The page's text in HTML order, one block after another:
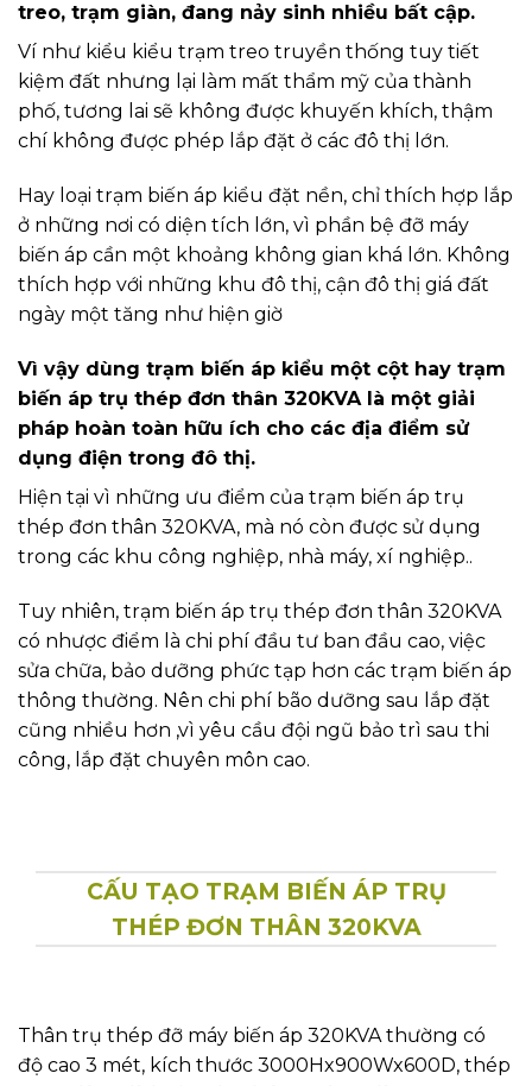
treo, trạm giàn, đang nảy sinh nhiều bất cập.
Ví như kiểu kiểu trạm treo truyền thống tuy tiết
kiệm đất nhưng lại làm mất thẩm mỹ của thành
phố, tương lai sẽ không được khuyến khích, thậm
chí không được phép lắp đặt ở các đô thị lớn.
Hay loại trạm biến áp kiểu đặt nền, chỉ thích hợp lắp
ở những nơi có diện tích lớn, vì phần bệ đỡ máy
biến áp cần một khoảng không gian khá lớn. Không
thích hợp với những khu đô thị, cận đô thị giá đất
ngày một tăng như hiện giờ
Vì vậy dùng trạm biến áp kiểu một cột hay trạm
biến áp trụ thép đơn thân 320KVA là một giải
pháp hoàn toàn hữu ích cho các địa điểm sử
dụng điện trong đô thị.
Hiện tại vì những ưu điểm của trạm biến áp trụ
thép đơn thân 320KVA, mà nó còn được sử dụng
trong các khu công nghiệp, nhà máy, xí nghiệp..
Tuy nhiên, trạm biến áp trụ thép đơn thân 320KVA
có nhược điểm là chi phí đầu tư ban đầu cao, việc
sửa chữa, bảo dưỡng phức tạp hơn các trạm biến áp
thông thường. Nên chi phí bão dưỡng sau lắp đặt
cũng nhiều hơn ,vì yêu cầu đội ngũ bảo trì sau thi
công, lắp đặt chuyên môn cao.
CẤU TẠO TRẠM BIẾN ÁP TRỤ
THÉP ĐƠN THÂN 320KVA
Thân trụ thép đỡ máy biến áp 320KVA thường có
độ cao 3 mét, kích thước 3000Hx900Wx600D, thép